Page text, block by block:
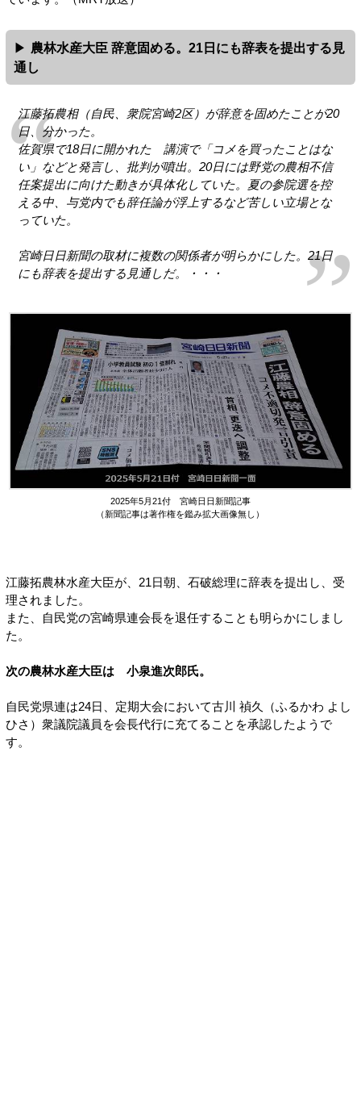
農林水産大臣 辞意固める。21日にも辞表を提出する見
通し
江藤拓農相（自民、衆院宮崎2区）が辞意を固めたことが20
日、分かった。
佐賀県で18日に開かれた 講演で「コメを買ったことはな
い」などと発言し、批判が噴出。20日には野党の農相不信
任案提出に向けた動きが具体化していた。夏の参院選を控
える中、与党内でも辞任論が浮上するなど苦しい立場とな
っていた。
宮崎日日新聞の取材に複数の関係者が明らかにした。21日
にも辞表を提出する見通しだ。・・・
2025年5月21付 宮崎日日新聞記事
（新聞記事は著作権を鑑み拡大画像無し）
江藤拓農林水産大臣が、21日朝、石破総理に辞表を提出し、受
理されました。
また、自民党の宮崎県連会長を退任することも明らかにしまし
た。
次の農林水産大臣は 小泉進次郎氏。
自民党県連は24日、定期大会において古川 禎久（ふるかわ よし
ひさ）衆議院議員を会長代行に充てることを承認したようで
す。